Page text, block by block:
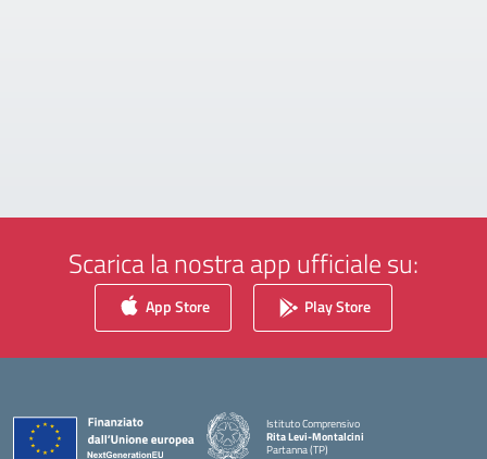
Scarica la nostra app ufficiale su:
App Store Play Store
Istituto Comprensivo
Rita Levi-Montalcini
Partanna (TP)